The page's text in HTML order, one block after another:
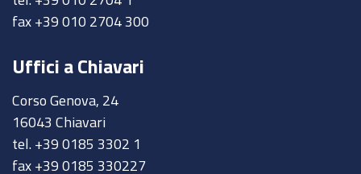
fax +39 010 2704 300
Uffici a Chiavari
Corso Genova, 24
16043 Chiavari
tel. +39 0185 3302 1
fax +39 0185 330227